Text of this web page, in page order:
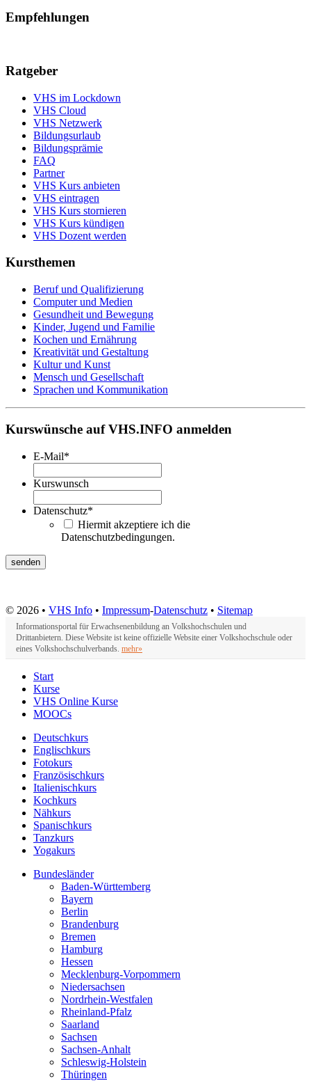
Empfehlungen
Ratgeber
VHS im Lockdown
VHS Cloud
VHS Netzwerk
Bildungsurlaub
Bildungsprämie
FAQ
Partner
VHS Kurs anbieten
VHS eintragen
VHS Kurs stornieren
VHS Kurs kündigen
VHS Dozent werden
Kursthemen
Beruf und Qualifizierung
Computer und Medien
Gesundheit und Bewegung
Kinder, Jugend und Familie
Kochen und Ernährung
Kreativität und Gestaltung
Kultur und Kunst
Mensch und Gesellschaft
Sprachen und Kommunikation
Kurswünsche auf VHS.INFO anmelden
E-Mail*
Kurswunsch
Datenschutz*
Hiermit akzeptiere ich die
Datenschutzbedingungen.
© 2026 • VHS Info • Impressum-Datenschutz • Sitemap
Informationsportal für Erwachsenenbildung an Volkshochschulen und
Drittanbietern. Diese Website ist keine offizielle Website einer Volkshochschule oder
eines Volkshochschulverbands. mehr»
Start
Kurse
VHS Online Kurse
MOOCs
Deutschkurs
Englischkurs
Fotokurs
Französischkurs
Italienischkurs
Kochkurs
Nähkurs
Spanischkurs
Tanzkurs
Yogakurs
Bundesländer
Baden-Württemberg
Bayern
Berlin
Brandenburg
Bremen
Hamburg
Hessen
Mecklenburg-Vorpommern
Niedersachsen
Nordrhein-Westfalen
Rheinland-Pfalz
Saarland
Sachsen
Sachsen-Anhalt
Schleswig-Holstein
Thüringen